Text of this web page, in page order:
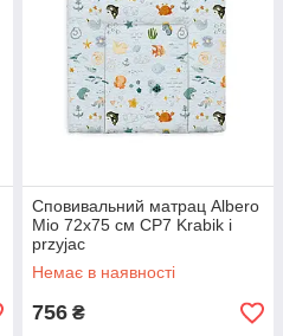
Сповивальний матрац Albero
Mio 72х75 см CP7 Krabik i
przyjac
Немає в наявності
756 ₴